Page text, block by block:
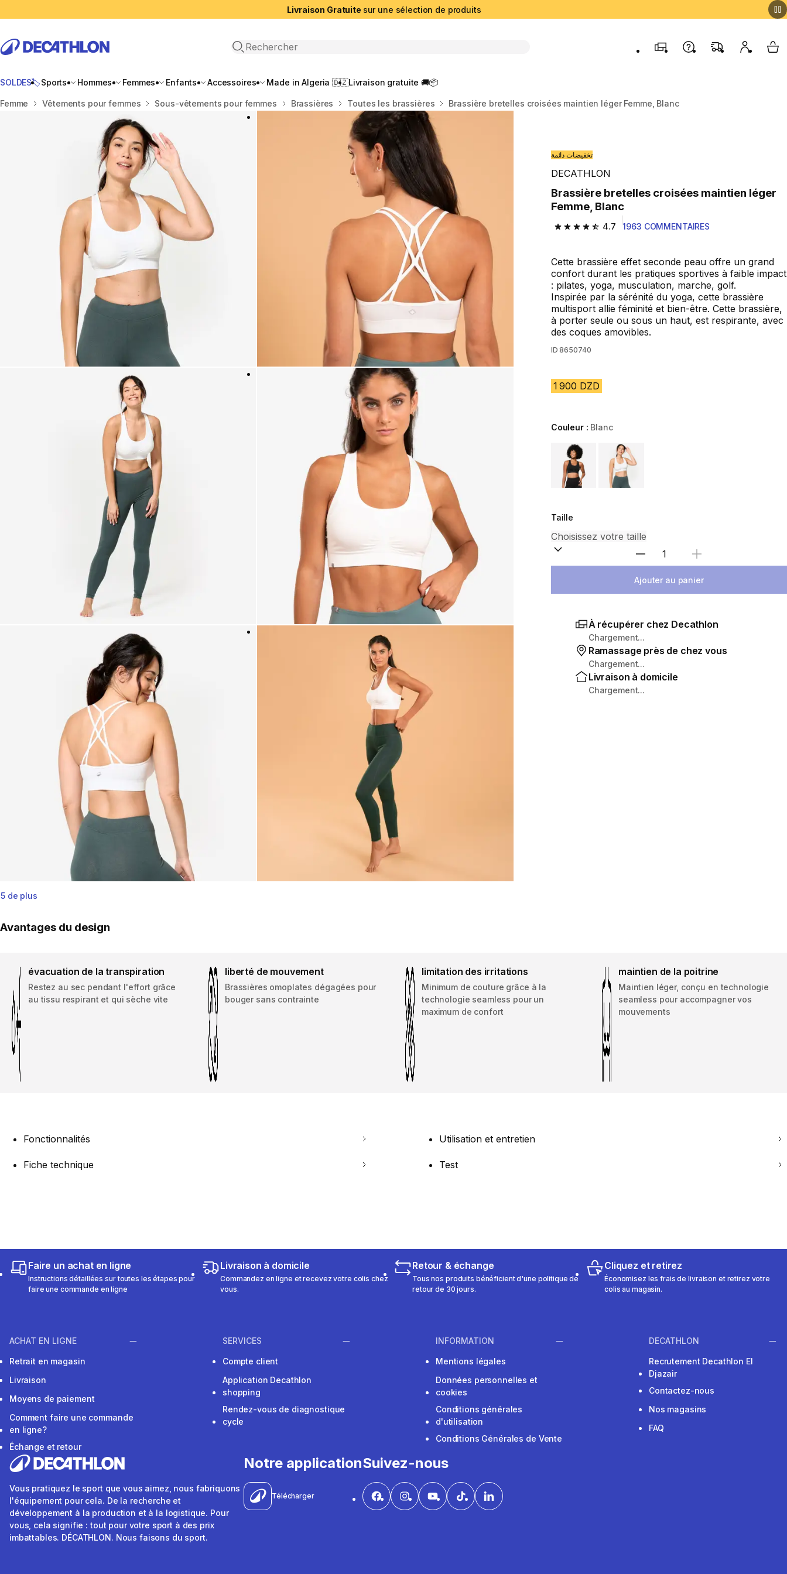
Livraison Gratuite sur une sélection de produits
Recherche ouverte
MagasinsContactez-nous
FAQ Mon My
SOLDES🏷️Sports Hommes Femmes Enfants Accessoires Made in Algeria 🇩🇿Livraison gratuite 🚚📦
Accueil
Femme Vêtements pour femmes Sous-vêtements pour femmes Brassières Toutes les brassières Brassière bretelles croisées maintien léger Femme, Blanc
5 de plus
تخفيضات دائمة
DECATHLON
Brassière bretelles croisées maintien léger
Femme, Blanc
4.7
4.7 out of 5 stars from 1963 reviews
1963 COMMENTAIRES
Cette brassière effet seconde peau offre un grand
confort durant les pratiques sportives à faible impact
: pilates, yoga, musculation, marche, golf.
Inspirée par la sérénité du yoga, cette brassière
multisport allie féminité et bien-être. Cette brassière,
à porter seule ou sous un haut, est respirante, avec
des coques amovibles.
ID 8650740
1 900 DZD
Couleur : Blanc
Choose a variant
Taille
Sélectionnez la quantité
Ajouter au panier
À récupérer chez Decathlon
Chargement...
Ramassage près de chez vous
Chargement...
Livraison à domicile
Chargement...
Avantages du design
évacuation de la transpiration
Restez au sec pendant l'effort grâce
au tissu respirant et qui sèche vite
liberté de mouvement
Brassières omoplates dégagées pour
bouger sans contrainte
limitation des irritations
Minimum de couture grâce à la
technologie seamless pour un
maximum de confort
maintien de la poitrine
Maintien léger, conçu en technologie
seamless pour accompagner vos
mouvements
Fonctionnalités Utilisation et entretien
Fiche technique Test
Faire un achat en ligne
Instructions détaillées sur toutes les étapes pour
faire une commande en ligne
Livraison à domicile
Commandez en ligne et recevez votre colis chez
vous.
Retour & échange
Tous nos produits bénéficient d'une politique de
retour de 30 jours.
Cliquez et retirez
Économisez les frais de livraison et retirez votre
colis au magasin.
ACHAT EN LIGNE
Retrait en magasin
Livraison
Moyens de paiement
Comment faire une commande
en ligne?
Échange et retour
SERVICES
Compte client
Application Decathlon
shopping
Rendez-vous de diagnostique
cycle
INFORMATION
Mentions légales
Données personnelles et
cookies
Conditions générales
d'utilisation
Conditions Générales de Vente
DECATHLON
Recrutement Decathlon El
Djazair
Contactez-nous
Nos magasins
FAQ
Vous pratiquez le sport que vous aimez, nous fabriquons
l'équipement pour cela. De la recherche et
développement à la production et à la logistique. Pour
vous, cela signifie : tout pour votre sport à des prix
imbattables. DÉCATHLON. Nous faisons du sport.
Notre application
Télécharger
Suivez-nous